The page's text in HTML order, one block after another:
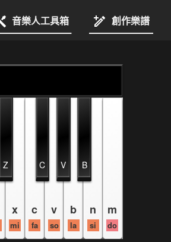
音樂人工具箱 創作樂譜
x
mi
c
fa
v
so
b
la
n
si
m
do
Z C V B